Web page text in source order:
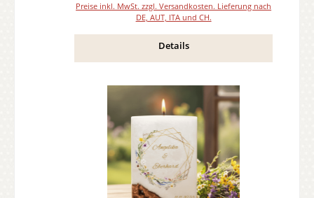
Preise inkl. MwSt. zzgl. Versandkosten. Lieferung nach
DE, AUT, ITA und CH.
Details